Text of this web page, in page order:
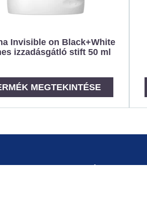
Invisible on Black+White
izzadásgátló stift 50 ml
MEGTEKINTÉSE
Elhelyezkedés